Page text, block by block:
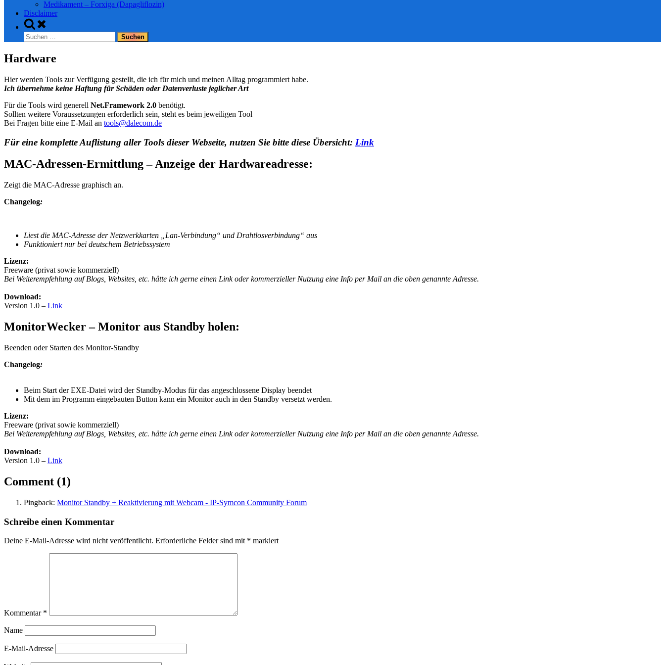
Medikament – Forxiga (Dapagliflozin)
Disclaimer
Toggle
search
form
Suchen
nach:
Hardware
Hier werden Tools zur Verfügung gestellt, die ich für mich und meinen Alltag programmiert habe.
Ich übernehme keine Haftung für Schäden oder Datenverluste jeglicher Art
Für die Tools wird generell Net.Framework 2.0 benötigt.
Sollten weitere Voraussetzungen erforderlich sein, steht es beim jeweiligen Tool
Bei Fragen bitte eine E-Mail an tools@dalecom.de
Für eine komplette Auflistung aller Tools dieser Webseite, nutzen Sie bitte diese Übersicht: Link
MAC-Adressen-Ermittlung – Anzeige der Hardwareadresse:
Zeigt die MAC-Adresse graphisch an.
Changelog:
Liest die MAC-Adresse der Netzwerkkarten „Lan-Verbindung“ und Drahtlosverbindung“ aus
Funktioniert nur bei deutschem Betriebssystem
Lizenz:
Freeware (privat sowie kommerziell)
Bei Weiterempfehlung auf Blogs, Websites, etc. hätte ich gerne einen Link oder kommerzieller Nutzung eine Info per Mail an die oben genannte Adresse.
Download:
Version 1.0 – Link
MonitorWecker – Monitor aus Standby holen:
Beenden oder Starten des Monitor-Standby
Changelog:
Beim Start der EXE-Datei wird der Standby-Modus für das angeschlossene Display beendet
Mit dem im Programm eingebauten Button kann ein Monitor auch in den Standby versetzt werden.
Lizenz:
Freeware (privat sowie kommerziell)
Bei Weiterempfehlung auf Blogs, Websites, etc. hätte ich gerne einen Link oder kommerzieller Nutzung eine Info per Mail an die oben genannte Adresse.
Download:
Version 1.0 – Link
Comment (1)
Pingback: Monitor Standby + Reaktivierung mit Webcam - IP-Symcon Community Forum
Schreibe einen Kommentar
Deine E-Mail-Adresse wird nicht veröffentlicht. Erforderliche Felder sind mit * markiert
Kommentar *
Name
E-Mail-Adresse